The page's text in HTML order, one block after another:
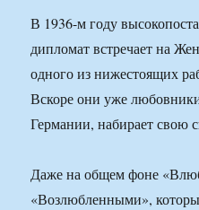
В 1936-м году
дипломат встречает на
одного из нижестоящих
Вскоре они уже
Германии, набирает свою
Даже на общем фоне
«Возлюбленными»,